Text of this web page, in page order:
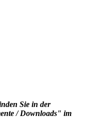
Sie in der
/ Downloads" im